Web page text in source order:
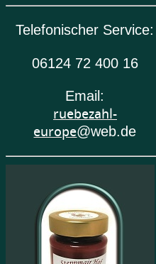
Telefonischer Service:
06124 72 400 16
Email:
ruebezahl-
europe@web.de